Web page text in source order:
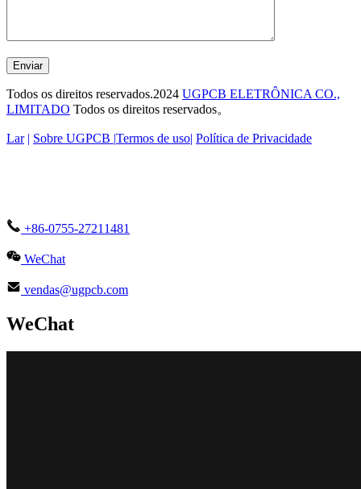
Enviar
Todos os direitos reservados.2024 UGPCB ELETRÔNICA CO.,
LIMITADO Todos os direitos reservados。
Lar | Sobre UGPCB |Termos de uso| Política de Privacidade
+86-0755-27211481
WeChat
vendas@ugpcb.com
WeChat